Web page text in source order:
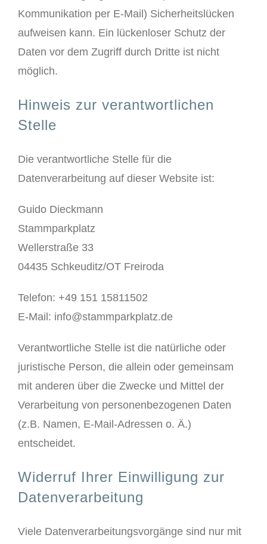
Kommunikation per E-Mail) Sicherheitslücken
aufweisen kann. Ein lückenloser Schutz der
Daten vor dem Zugriff durch Dritte ist nicht
möglich.
Hinweis zur verantwortlichen
Stelle
Die verantwortliche Stelle für die
Datenverarbeitung auf dieser Website ist:
Guido Dieckmann
Stammparkplatz
Wellerstraße 33
04435 Schkeuditz/OT Freiroda
Telefon: +49 151 15811502
E-Mail: info@stammparkplatz.de
Verantwortliche Stelle ist die natürliche oder
juristische Person, die allein oder gemeinsam
mit anderen über die Zwecke und Mittel der
Verarbeitung von personenbezogenen Daten
(z.B. Namen, E-Mail-Adressen o. Ä.)
entscheidet.
Widerruf Ihrer Einwilligung zur
Datenverarbeitung
Viele Datenverarbeitungsvorgänge sind nur mit